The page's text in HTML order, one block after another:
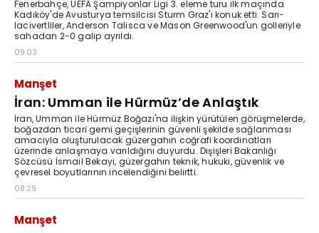
Fenerbahçe, UEFA Şampiyonlar Ligi 3. eleme turu ilk maçında
Kadıköy'de Avusturya temsilcisi Sturm Graz'ı konuk etti. Sarı-
lacivertliler, Anderson Talisca ve Mason Greenwood'un golleriyle
sahadan 2-0 galip ayrıldı.
09:03
Manşet
İran: Umman ile Hürmüz’de Anlaştık
İran, Umman ile Hürmüz Boğazı'na ilişkin yürütülen görüşmelerde,
boğazdan ticari gemi geçişlerinin güvenli şekilde sağlanması
amacıyla oluşturulacak güzergahın coğrafi koordinatları
üzerinde anlaşmaya varıldığını duyurdu. Dışişleri Bakanlığı
Sözcüsü İsmail Bekayi, güzergahın teknik, hukuki, güvenlik ve
çevresel boyutlarının incelendiğini belirtti.
08:29
Manşet